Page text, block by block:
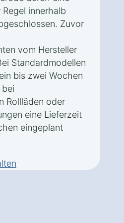
innerhalb
Zuvor
vom Hersteller
Standardmodellen
bis zwei Wochen
Rollläden oder
eine Lieferzeit
eingeplant